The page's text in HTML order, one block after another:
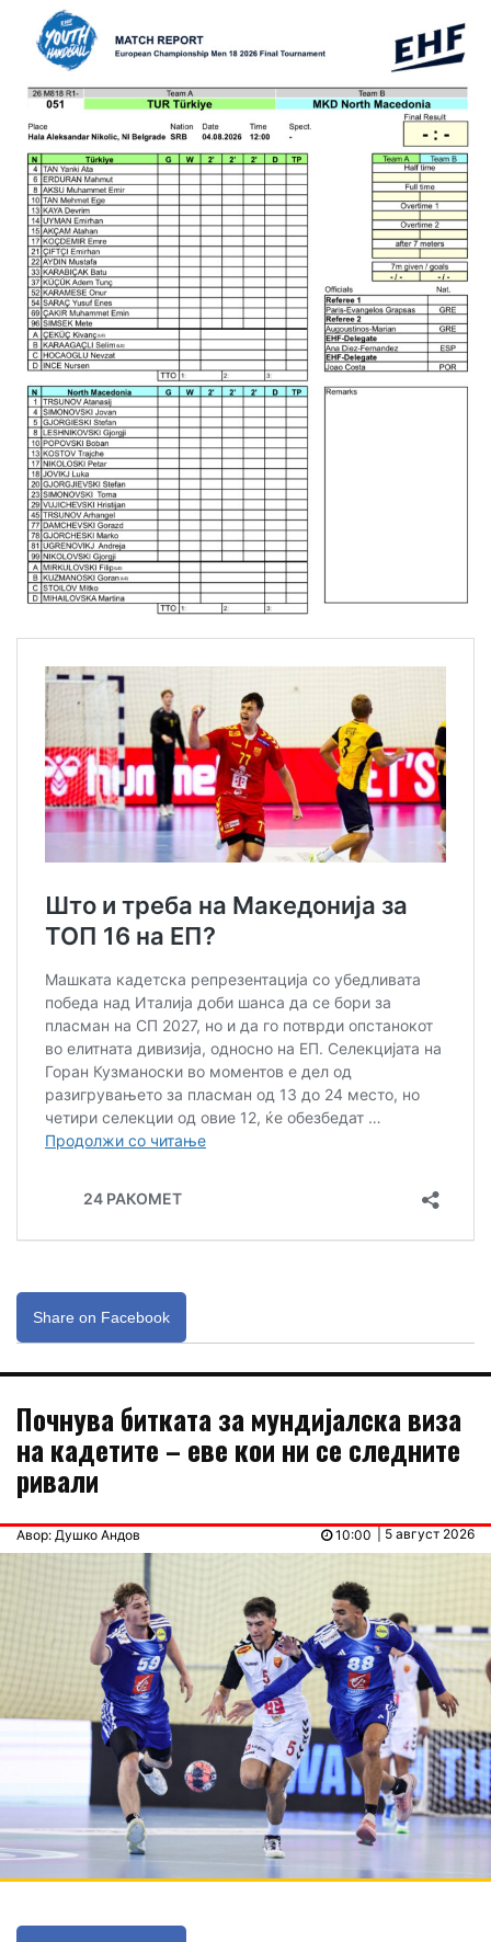
Share on Facebook
Почнува битката за мундијалска виза
на кадетите – еве кои ни се следните
ривали
Авор: Душко Андов | 5 август 2026
10:00